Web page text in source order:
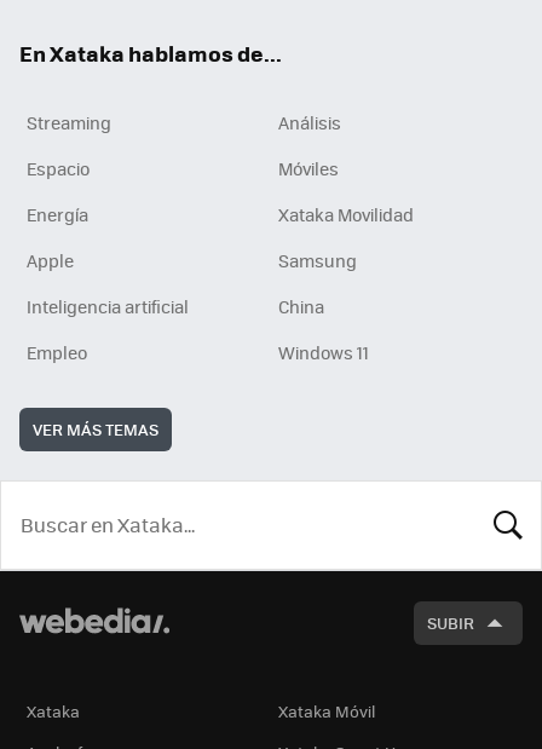
En Xataka hablamos de...
Streaming
Análisis
Espacio
Móviles
Energía
Xataka Movilidad
Apple
Samsung
Inteligencia artificial
China
Empleo
Windows 11
VER MÁS TEMAS
SUBIR
Xataka
Xataka Móvil